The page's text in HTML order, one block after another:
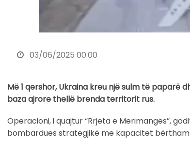
03/06/2025 00:00
Më 1 qershor, Ukraina kreu një sulm të paparë
baza ajrore thellë brenda territorit rus.
Operacioni, i quajtur “Rrjeta e Merimangës”,
bombardues strategjikë me kapacitet